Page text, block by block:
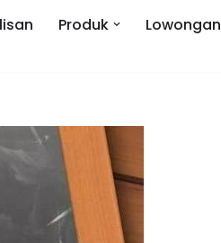
Produk Lowongan